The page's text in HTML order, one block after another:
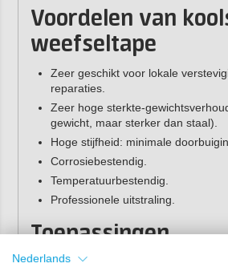
Voordelen van
weefseltape
Zeer geschikt voor lokale
reparaties.
Zeer hoge sterkte-
gewicht, maar sterker dan staal).
Hoge stijfheid: minimale
Corrosiebestendig.
Temperatuurbestendig.
Professionele uitstraling.
Toepassingen
Koolstof weefseltape is in combinatie
Nederlands